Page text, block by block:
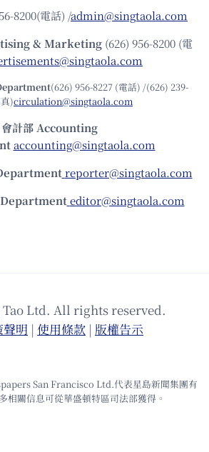
8200(電話) /admin@singtaola.com
& Marketing (626) 956-8200 (電
(626) 956-8227 (電話) /(626) 239-
)circulation@singtaola.com
會計部 Accounting
accounting@singtaola.com
reporter@singtaola.com
editor@singtaola.com
Tao Ltd. All rights reserved.
明 | 使⽤條款 | 版權告⽰
San Francisco Ltd.代表星島新聞集團有
相關信息可從華盛頓特區司法部獲得。